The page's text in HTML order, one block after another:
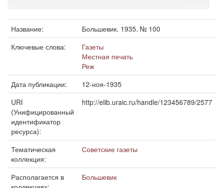
Название:
Большевик. 1935. № 100
Ключевые слова:
Газеты
Местная печать
Реж
Дата публикации:
12-ноя-1935
URI
(Унифицированный
идентификатор
ресурса):
http://elib.uraic.ru/handle/123456789/2577
Тематическая
коллекция:
Советские газеты
Располагается в
Большевик